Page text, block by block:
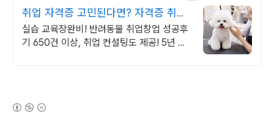
취업 자격증 고민된다면? 자격증 취득
을 위한 맞춤교육
실습 교육장완비! 반려동물 취업창업 성공후
기 650건 이상, 취업 컨설팅도 제공! 5년 연